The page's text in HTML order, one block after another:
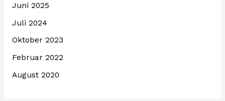
Juni 2025
Juli 2024
Oktober 2023
Februar 2022
August 2020